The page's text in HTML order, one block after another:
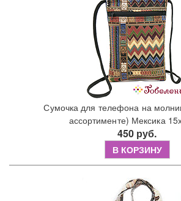
Сумочка для телефона на
ассортименте) Мексика
450 руб.
В КОРЗИНУ